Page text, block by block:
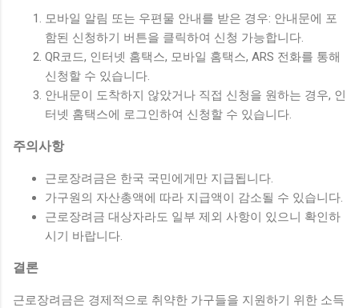
모바일 알림 또는 우편물 안내를 받은 경우: 안내문에 포
함된 신청하기 버튼을 클릭하여 신청 가능합니다.
QR코드, 인터넷 홈택스, 모바일 홈택스, ARS 전화를 통해
신청할 수 있습니다.
안내문이 도착하지 않았거나 직접 신청을 원하는 경우, 인
터넷 홈택스에 로그인하여 신청할 수 있습니다.
주의사항
근로장려금은 한국 국민에게만 지급됩니다.
가구원의 자산총액에 따라 지급액이 감소될 수 있습니다.
근로장려금 대상자라도 일부 제외 사항이 있으니 확인하
시기 바랍니다.
결론
근로장려금은 경제적으로 취약한 가구들을 지원하기 위한 소득